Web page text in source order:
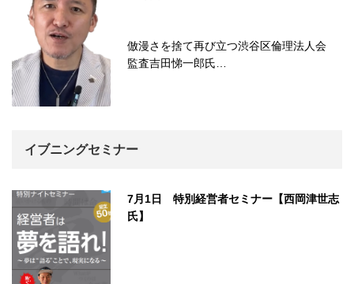
倣漫さを捨て再び立つ渋谷区倫理法人会
監査吉田悌一郎氏…
イブニングセミナー
7月1日 特別経営者セミナー【西岡津世志
氏】